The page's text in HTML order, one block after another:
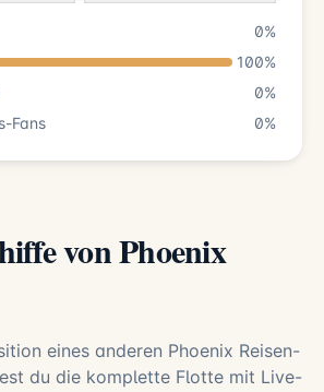
0%
100%
0%
Fans
0%
von Phoenix
eines anderen Phoenix Reisen-
du die komplette Flotte mit Live-